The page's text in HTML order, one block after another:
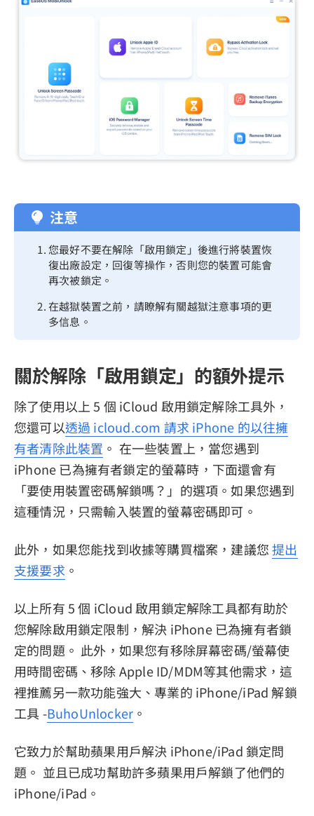
注意
您最好不要在解除「啟用鎖定」後進行將裝置恢
復出廠設定，回復等操作，否則您的裝置可能會
再次被鎖定。
在越獄裝置之前，請瞭解有關越獄注意事項的更
多信息。
關於解除「啟用鎖定」的額外提示
除了使用以上 5 個 iCloud 啟用鎖定解除工具外，
您還可以透過 icloud.com 請求 iPhone 的以往擁
有者清除此裝置 。 在一些裝置上，當您遇到
iPhone 已為擁有者鎖定的螢幕時，下面還會有
「要使用裝置密碼解鎖嗎？」的選項。如果您遇到
這種情況，只需輸入裝置的螢幕密碼即可。
此外，如果您能找到收據等購買檔案，建議您提出
支援要求。
以上所有 5 個 iCloud 啟用鎖定解除工具都有助於
您解除啟用鎖定限制，解決 iPhone 已為擁有者鎖
定的問題。 此外，如果您有移除屏幕密碼/螢幕使
用時間密碼、移除 Apple ID/MDM等其他需求，這
裡推薦另一款功能強大、專業的 iPhone/iPad 解鎖
工具 -BuhoUnlocker 。
它致力於幫助蘋果用戶解決 iPhone/iPad 鎖定問
題。 並且已成功幫助許多蘋果用戶解鎖了他們的
iPhone/iPad。